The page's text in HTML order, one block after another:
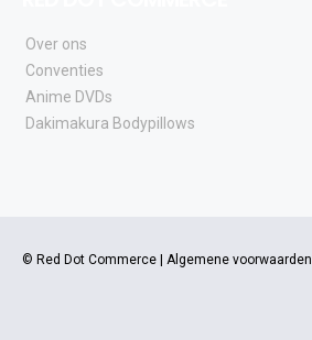
Over ons
Conventies
Anime DVDs
Dakimakura Bodypillows
© Red Dot Commerce | Algemene voorwaarden